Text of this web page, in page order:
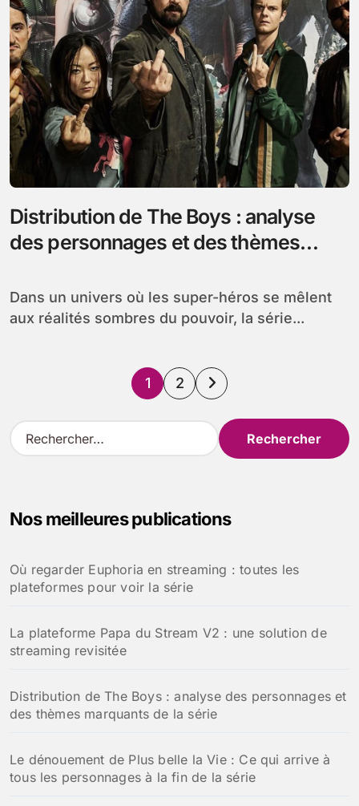
Distribution de The Boys : analyse
des personnages et des thèmes
Dans un univers où les super-héros se mêlent
aux réalités sombres du pouvoir, la série...
Pagination
des
publications
1 2
R
e
r
e
r
Nos meilleures publications
Où regarder Euphoria en streaming : toutes les
plateformes pour voir la série
La plateforme Papa du Stream V2 : une solution de
streaming revisitée
Distribution de The Boys : analyse des personnages et
des thèmes marquants de la série
Le dénouement de Plus belle la Vie : Ce qui arrive à
tous les personnages à la fin de la série